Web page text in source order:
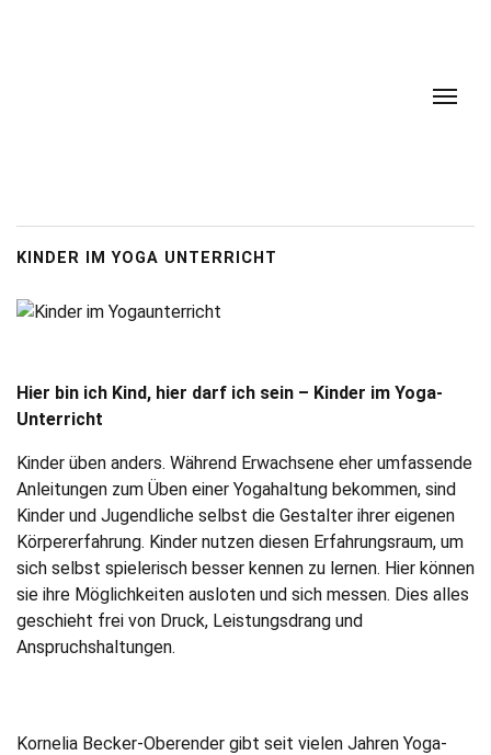
KINDER IM YOGA UNTERRICHT
Hier bin ich Kind, hier darf ich sein – Kinder im Yoga-
Unterricht
Kinder üben anders. Während Erwachsene eher umfassende
Anleitungen zum Üben einer Yogahaltung bekommen, sind
Kinder und Jugendliche selbst die Gestalter ihrer eigenen
Körpererfahrung. Kinder nutzen diesen Erfahrungsraum, um
sich selbst spielerisch besser kennen zu lernen. Hier können
sie ihre Möglichkeiten ausloten und sich messen. Dies alles
geschieht frei von Druck, Leistungsdrang und
Anspruchshaltungen.
Kornelia Becker-Oberender gibt seit vielen Jahren Yoga-